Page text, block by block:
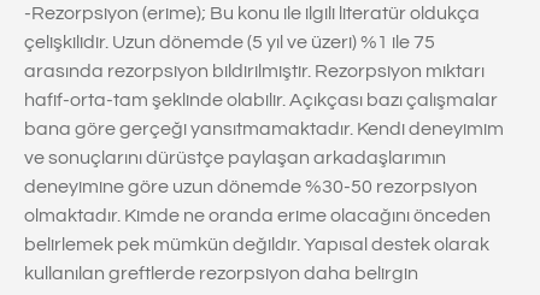
-Rezorpsiyon (erime); Bu konu ile ilgili literatür oldukça
çelişkilidir. Uzun dönemde (5 yıl ve üzeri) %1 ile 75
arasında rezorpsiyon bildirilmiştir. Rezorpsiyon miktarı
hafif-orta-tam şeklinde olabilir. Açıkçası bazı çalışmalar
bana göre gerçeği yansıtmamaktadır. Kendi deneyimim
ve sonuçlarını dürüstçe paylaşan arkadaşlarımın
deneyimine göre uzun dönemde %30-50 rezorpsiyon
olmaktadır. Kimde ne oranda erime olacağını önceden
belirlemek pek mümkün değildir. Yapısal destek olarak
kullanılan greftlerde rezorpsiyon daha belirgin